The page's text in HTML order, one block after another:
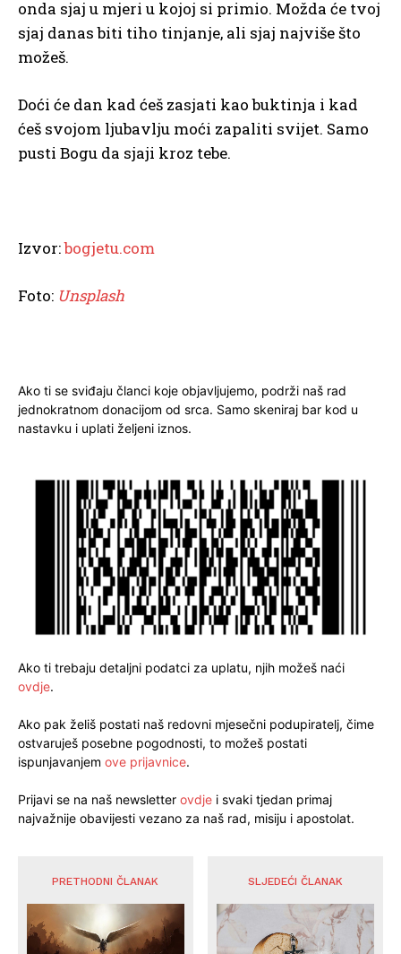
onda sjaj u mjeri u kojoj si primio. Možda će tvoj
sjaj danas biti tiho tinjanje, ali sjaj najviše što
možeš.
Doći će dan kad ćeš zasjati kao buktinja i kad
ćeš svojom ljubavlju moći zapaliti svijet. Samo
pusti Bogu da sjaji kroz tebe.
Izvor:bogjetu.com
Foto: Unsplash
Ako ti se sviđaju članci koje objavljujemo, podrži naš rad
jednokratnom donacijom od srca. Samo skeniraj bar kod u
nastavku i uplati željeni iznos.
Ako ti trebaju detaljni podatci za uplatu, njih možeš naći
ovdje.
Ako pak želiš postati naš redovni mjesečni podupiratelj, čime
ostvaruješ posebne pogodnosti, to možeš postati
ispunjavanjem ove prijavnice.
Prijavi se na naš newsletter ovdje i svaki tjedan primaj
najvažnije obavijesti vezano za naš rad, misiju i apostolat.
PRETHODNI ČLANAK SLJEDEĆI ČLANAK